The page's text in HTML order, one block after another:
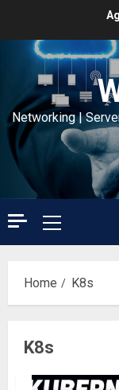
content
Networking |
Primary
Menu
Home K8s
K8s